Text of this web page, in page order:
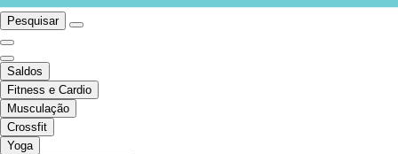
Pesquisar
Saldos
Fitness e Cardio
Musculação
Crossfit
Yoga